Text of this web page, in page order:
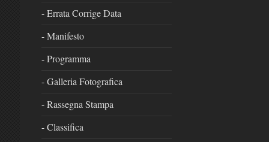
- Errata Corrige Data
- Manifesto
- Programma
- Galleria Fotografica
- Rassegna Stampa
- Classifica